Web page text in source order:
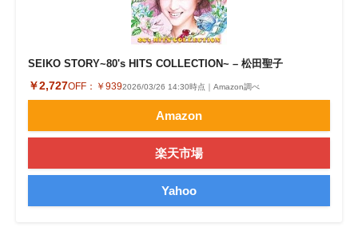
SEIKO STORY~80's HITS COLLECTION~ – 松田聖子
￥2,727OFF： ￥9392026/03/26 14:30時点｜Amazon調べ
Amazon
楽天市場
Yahoo